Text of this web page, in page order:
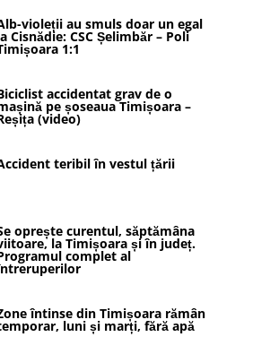
violeții au smuls doar un egal
Cisnădie: CSC Șelimbăr – Poli
1:1
accidentat grav de o
pe șoseaua Timișoara –
(video)
teribil în vestul țării
oprește curentul, săptămâna
la Timișoara și în județ.
complet al
întinse din Timișoara rămân
luni și marți, fără apă